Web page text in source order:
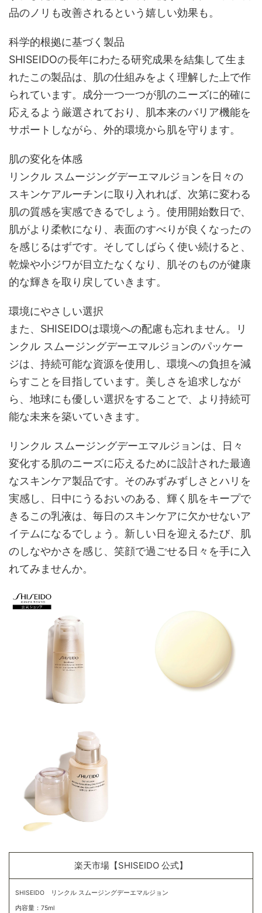
品のノリも改善されるという嬉しい効果も。
科学的根拠に基づく製品
SHISEIDOの長年にわたる研究成果を結集して生ま
れたこの製品は、肌の仕組みをよく理解した上で作
られています。成分一つ一つが肌のニーズに的確に
応えるよう厳選されており、肌本来のバリア機能を
サポートしながら、外的環境から肌を守ります。
肌の変化を体感
リンクル スムージングデーエマルジョンを日々の
スキンケアルーチンに取り入れれば、次第に変わる
肌の質感を実感できるでしょう。使用開始数日で、
肌がより柔軟になり、表面のすべりが良くなったの
を感じるはずです。そしてしばらく使い続けると、
乾燥や小ジワが目立たなくなり、肌そのものが健康
的な輝きを取り戻していきます。
環境にやさしい選択
また、SHISEIDOは環境への配慮も忘れません。リ
ンクル スムージングデーエマルジョンのパッケー
ジは、持続可能な資源を使用し、環境への負担を減
らすことを目指しています。美しさを追求しなが
ら、地球にも優しい選択をすることで、より持続可
能な未来を築いていきます。
リンクル スムージングデーエマルジョンは、日々
変化する肌のニーズに応えるために設計された最適
なスキンケア製品です。そのみずみずしさとハリを
実感し、日中にうるおいのある、輝く肌をキープで
きるこの乳液は、毎日のスキンケアに欠かせないア
イテムになるでしょう。新しい日を迎えるたび、肌
のしなやかさを感じ、笑顔で過ごせる日々を手に入
れてみませんか。
楽天市場【SHISEIDO 公式】
SHISEIDO リンクル スムージングデーエマルジョン
内容量：75ml